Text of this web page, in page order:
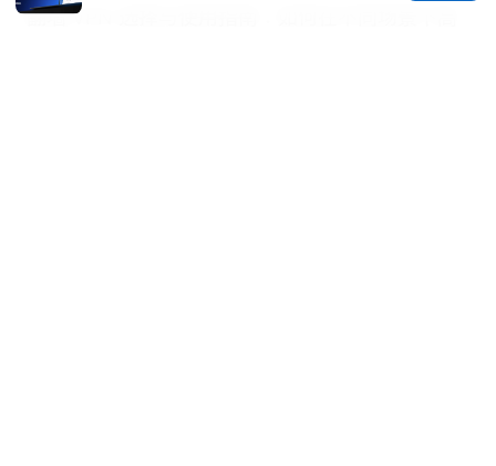
翻墙 VPN 选择与使用指南：如何在不同场景下高